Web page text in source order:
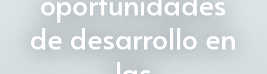
de desarrollo en